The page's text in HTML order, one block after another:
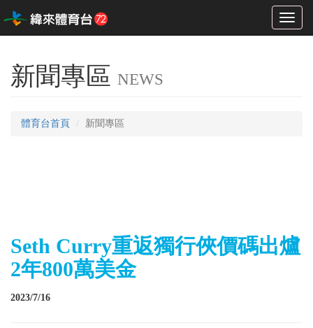
Toggle
新聞專區 NEWS
體育台首頁 新聞專區
Seth Curry重返獨行俠價碼出爐
2年800萬美金
2023/7/16